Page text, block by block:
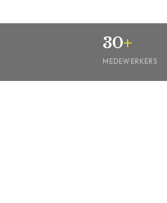
30+
MEDEWERKERS